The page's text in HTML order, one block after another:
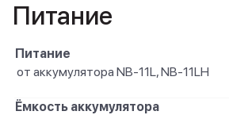
Питание
Питание
от аккумулятора NB-11L, NB-11LH
Ёмкость аккумулятора